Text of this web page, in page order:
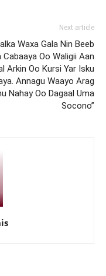
Next article
Waxa Gala Nin Beeb
Cabaaya Oo Waligii Aan
Arkin Oo Kursi Yar Isku
Annagu Waayo Arag
Nahay Oo Dagaal Uma
Socono”